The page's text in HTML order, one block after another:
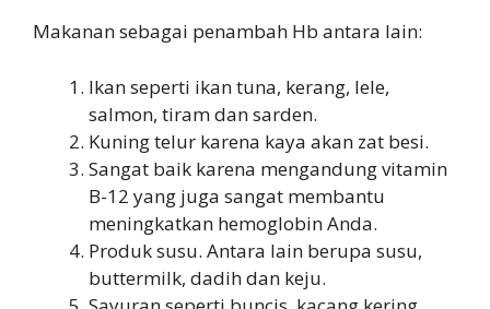
Makanan sebagai penambah Hb antara lain:
Ikan seperti ikan tuna, kerang, lele,
salmon, tiram dan sarden.
Kuning telur karena kaya akan zat besi.
Sangat baik karena mengandung vitamin
B-12 yang juga sangat membantu
meningkatkan hemoglobin Anda.
Produk susu. Antara lain berupa susu,
buttermilk, dadih dan keju.